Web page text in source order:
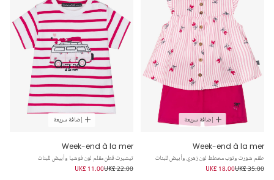
إضافة سريعة
Week-end à la mer
طقم شورت وتوب مخطط لون زهري وأبيض للبنات
UK£ 35.00
UK£ 18.00
إضافة سريعة
Week-end à la mer
تيشيرت قطن مقلم لون فوشيا وأبيض للبنات
UK£ 22.00
UK£ 11.00